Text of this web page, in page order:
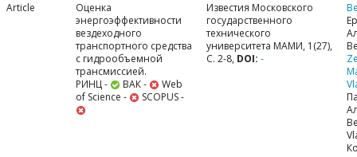
Article
Оценка
энергоэффективности
вездеходного
транспортного средства
с гидрообъемной
трансмиссией.
РИНЦ -
ВАК -
Web
of Science -
SCOPUS -
Известия Московского
государственного
технического
университета МАМИ, 1(27),
С. 2-8, DOI: -